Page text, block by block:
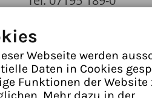
Webseite werden
Daten in Cookies
Funktionen der Website
Mehr dazu in der